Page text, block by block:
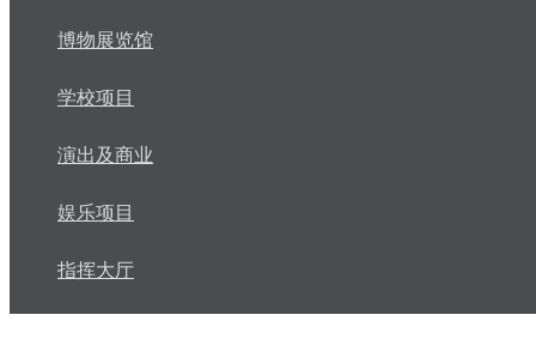
博物展览馆
学校项目
演出及商业
娱乐项目
指挥大厅